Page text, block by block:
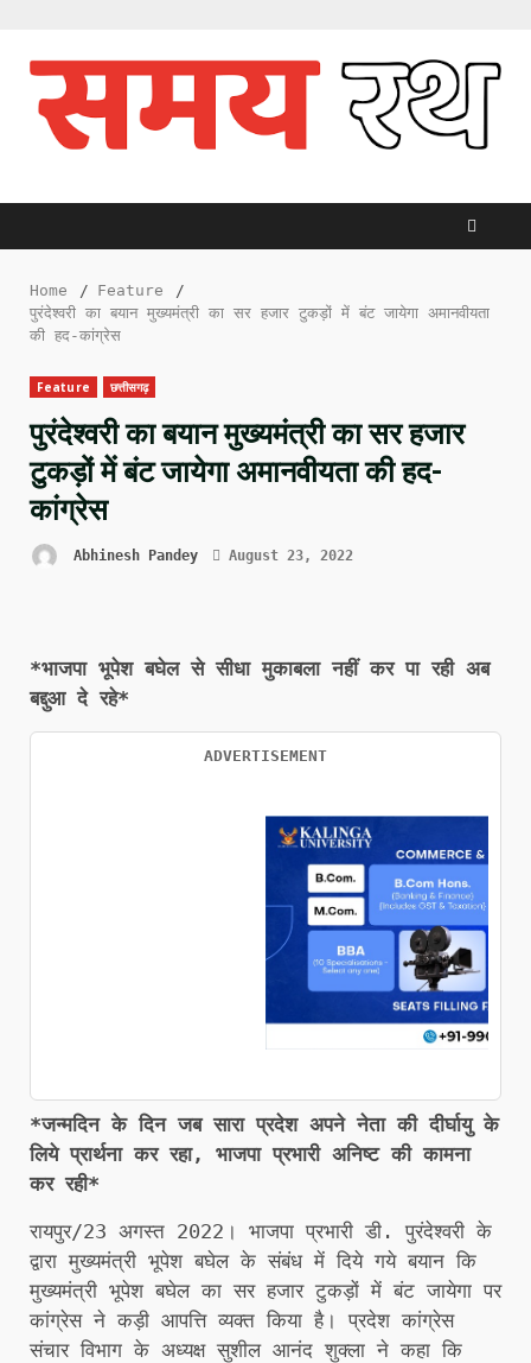
content
Home
Feature
पुरंदेश्वरी का बयान मुख्यमंत्री का सर हजार टुकड़ों में बंट जायेगा अमानवीयता
की हद-कांग्रेस
Feature छत्तीसगढ़
पुरंदेश्वरी का बयान मुख्यमंत्री का सर हजार
टुकड़ों में बंट जायेगा अमानवीयता की हद-
कांग्रेस
Abhinesh Pandey August 23, 2022
*भाजपा भूपेश बघेल से सीधा मुकाबला नहीं कर पा रही अब
बद्दुआ दे रहे*
ADVERTISEMENT
*जन्मदिन के दिन जब सारा प्रदेश अपने नेता की दीर्घायु के
लिये प्रार्थना कर रहा, भाजपा प्रभारी अनिष्ट की कामना
कर रही*
रायपुर/23 अगस्त 2022। भाजपा प्रभारी डी. पुरंदेश्वरी के
द्वारा मुख्यमंत्री भूपेश बघेल के संबंध में दिये गये बयान कि
मुख्यमंत्री भूपेश बघेल का सर हजार टुकड़ों में बंट जायेगा पर
कांग्रेस ने कड़ी आपत्ति व्यक्त किया है। प्रदेश कांग्रेस
संचार विभाग के अध्यक्ष सुशील आनंद शुक्ला ने कहा कि